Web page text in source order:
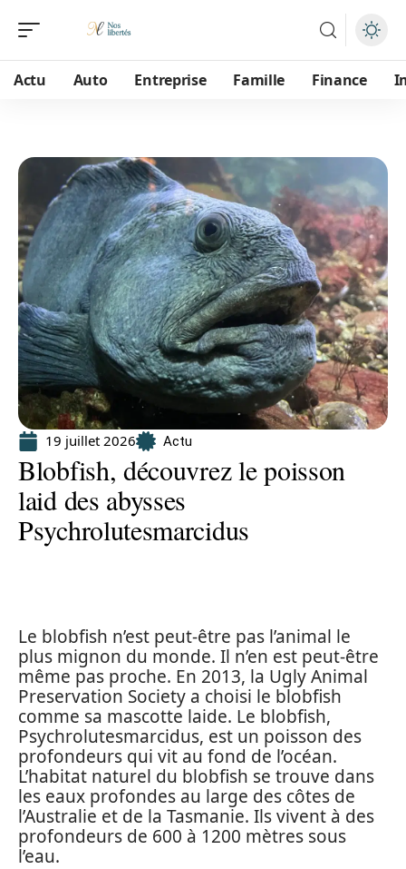
Actu Auto Entreprise Famille Finance
19 juillet 2026 Actu
Blobfish, découvrez le poisson
laid des abysses
Psychrolutesmarcidus
Le blobfish n’est peut-être pas l’animal le
plus mignon du monde. Il n’en est peut-être
même pas proche. En 2013, la Ugly Animal
Preservation Society a choisi le blobfish
comme sa mascotte laide. Le blobfish,
Psychrolutesmarcidus, est un poisson des
profondeurs qui vit au fond de l’océan.
L’habitat naturel du blobfish se trouve dans
les eaux profondes au large des côtes de
l’Australie et de la Tasmanie. Ils vivent à des
profondeurs de 600 à 1200 mètres sous
l’eau.